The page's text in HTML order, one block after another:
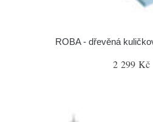
ROBA - dřevěná
2 299 Kč